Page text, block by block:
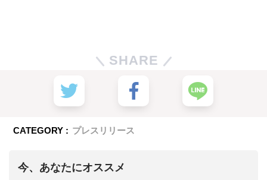
SHARE
CATEGORY : プレスリリース
今、あなたにオススメ